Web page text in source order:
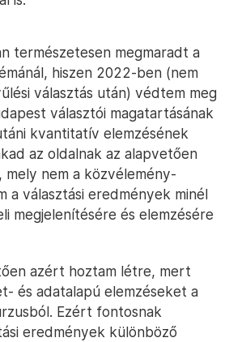
természetesen megmaradt a
hiszen 2022-ben (nem
választás után) védtem meg
választói magatartásának
kvantitatív elemzésének
az oldalnak az alapvetően
mely nem a közvélemény-
a választási eredmények minél
megjelenítésére és elemzésére
azért hoztam létre, mert
és adatalapú elemzéseket a
Ezért fontosnak
eredmények különböző